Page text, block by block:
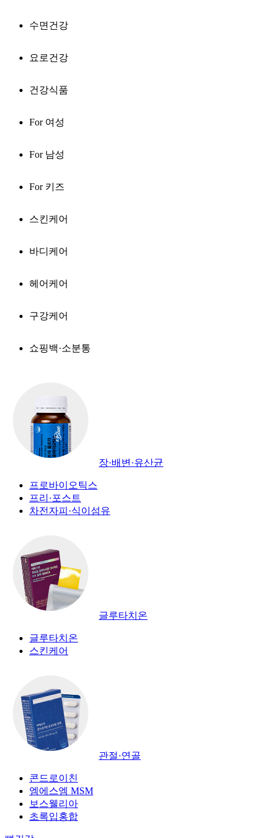
수면건강
요로건강
건강식품
For 여성
For 남성
For 키즈
스킨케어
바디케어
헤어케어
구강케어
쇼핑백·소분통
장·배변·유산균
프로바이오틱스
프리·포스트
차전자피·식이섬유
글루타치온
글루타치온
스킨케어
관절·연골
콘드로이친
엠에스엠 MSM
보스웰리아
초록입홍합